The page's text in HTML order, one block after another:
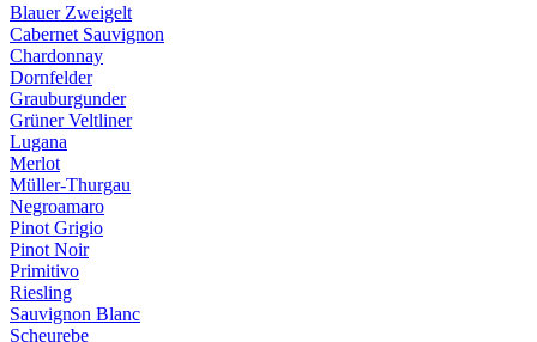
Blauer Zweigelt
Cabernet Sauvignon
Chardonnay
Dornfelder
Grauburgunder
Grüner Veltliner
Lugana
Merlot
Müller-Thurgau
Negroamaro
Pinot Grigio
Pinot Noir
Primitivo
Riesling
Sauvignon Blanc
Scheurebe